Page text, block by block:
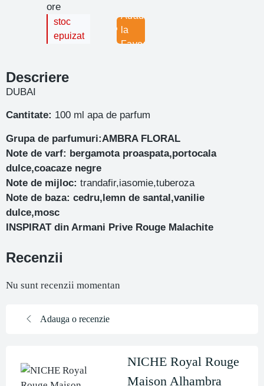
ore
stoc
epuizat
Adauga
la
Favorite
Descriere
DUBAI
Cantitate: 100 ml apa de parfum
Grupa de parfumuri:AMBRA FLORAL
Note de varf: bergamota proaspata,portocala
dulce,coacaze negre
Note de mijloc: trandafir,iasomie,tuberoza
Note de baza: cedru,lemn de santal,vanilie
dulce,mosc
INSPIRAT din Armani Prive Rouge Malachite
Recenzii
Nu sunt recenzii momentan
Adauga o recenzie
NICHE Royal Rouge
Maison Alhambra